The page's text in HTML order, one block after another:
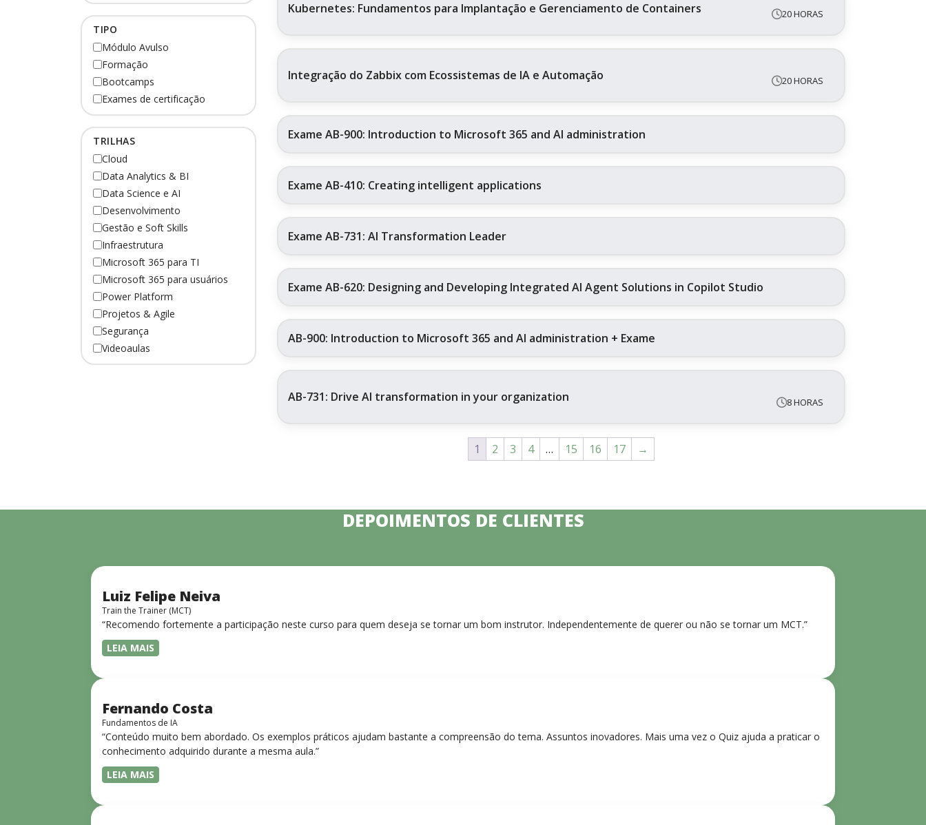
TIPO
Módulo Avulso
Formação
Bootcamps
Exames de certificação
TRILHAS
Cloud
Data Analytics & BI
Data Science e AI
Desenvolvimento
Gestão e Soft Skills
Infraestrutura
Microsoft 365 para TI
Microsoft 365 para usuários
Power Platform
Projetos & Agile
Segurança
Videoaulas
Kubernetes: Fundamentos para Implantação e Gerenciamento de Containers 20 HORAS
Integração do Zabbix com Ecossistemas de IA e Automação 20 HORAS
Exame AB-900: Introduction to Microsoft 365 and AI administration
Exame AB-410: Creating intelligent applications
Exame AB-731: AI Transformation Leader
Exame AB-620: Designing and Developing Integrated AI Agent Solutions in Copilot Studio
AB-900: Introduction to Microsoft 365 and AI administration + Exame
AB-731: Drive AI transformation in your organization 8 HORAS
1 2 3 4 … 15 16 17 →
DEPOIMENTOS DE CLIENTES
Luiz Felipe Neiva
Train the Trainer (MCT)
“Recomendo fortemente a participação neste curso para quem deseja se tornar um bom instrutor. Independentemente de querer ou não se tornar um MCT.”
LEIA MAIS
Fernando Costa
Fundamentos de IA
“Conteúdo muito bem abordado. Os exemplos práticos ajudam bastante a compreensão do tema. Assuntos inovadores. Mais uma vez o Quiz ajuda a praticar o
conhecimento adquirido durante a mesma aula.”
LEIA MAIS